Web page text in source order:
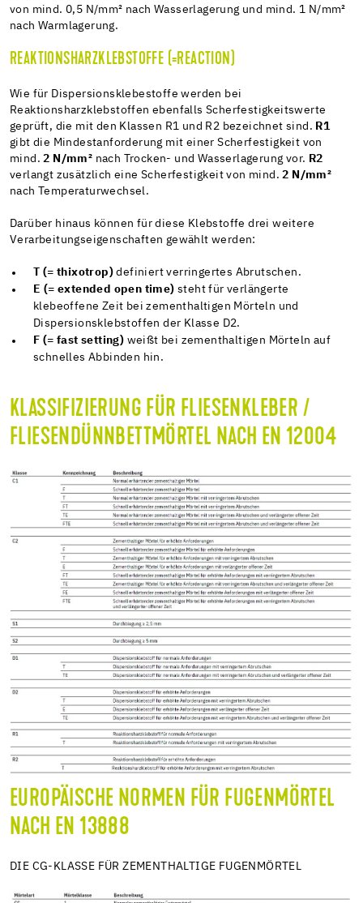
von mind. 0,5 N/mm² nach Wasserlagerung und mind. 1 N/mm²
nach Warmlagerung.
REAKTIONSHARZKLEBSTOFFE (=REACTION)
Wie für Dispersionsklebestoffe werden bei
Reaktionsharzklebstoffen ebenfalls Scherfestigkeitswerte
geprüft, die mit den Klassen R1 und R2 bezeichnet sind. R1
gibt die Mindestanforderung mit einer Scherfestigkeit von
mind. 2 N/mm² nach Trocken- und Wasserlagerung vor. R2
verlangt zusätzlich eine Scherfestigkeit von mind.2 N/mm²
nach Temperaturwechsel.
Darüber hinaus können für diese Klebstoffe drei weitere
Verarbeitungseigenschaften gewählt werden:
T (= thixotrop) definiert verringertes Abrutschen.
E (= extended open time) steht für verlängerte
klebeoffene Zeit bei zementhaltigen Mörteln und
Dispersionsklebstoffen der Klasse D2.
F (= fast setting) weißt bei zementhaltigen Mörteln auf
schnelles Abbinden hin.
KLASSIFIZIERUNG FÜR FLIESENKLEBER /
FLIESENDÜNNBETTMÖRTEL NACH EN 12004
EUROPÄISCHE NORMEN FÜR FUGENMÖRTEL
NACH EN 13888
DIE CG-KLASSE FÜR ZEMENTHALTIGE FUGENMÖRTEL